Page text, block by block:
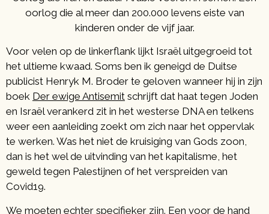
oorlog die al meer dan 200.000 levens eiste van
kinderen onder de vijf jaar.
Voor velen op de linkerflank lijkt Israël uitgegroeid tot
het ultieme kwaad. Soms ben ik geneigd de Duitse
publicist Henryk M. Broder te geloven wanneer hij in zijn
boek Der ewige Antisemit schrijft dat haat tegen Joden
en Israël verankerd zit in het westerse DNA en telkens
weer een aanleiding zoekt om zich naar het oppervlak
te werken. Was het niet de kruisiging van Gods zoon,
dan is het wel de uitvinding van het kapitalisme, het
geweld tegen Palestijnen of het verspreiden van
Covid19.
We moeten echter specifieker zijn. Een voor de hand